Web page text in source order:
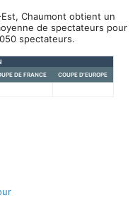
Chaumont obtient un
de spectateurs pour
spectateurs.
DE FRANCE COUPE D'EUROPE